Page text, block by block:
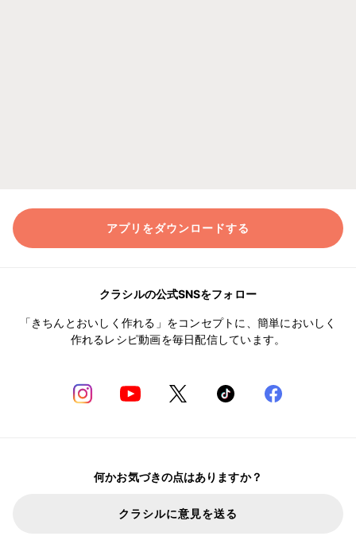
アプリをダウンロードする
クラシルの公式SNSをフォロー
「きちんとおいしく作れる」をコンセプトに、簡単においしく
作れるレシピ動画を毎日配信しています。
何かお気づきの点はありますか？
クラシルに意見を送る